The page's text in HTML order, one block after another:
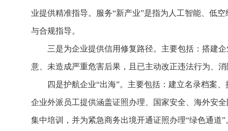
业提供精准指导。服务“新产业”是指为人工智能、低
与合规指导。
三是为企业提供信用修复路径。主要包括：搭建
意、未造成严重危害后果，且已主动改正违法行为、
四是护航企业“出海”。主要包括：建立名录档案
企业外派员工提供涵盖证照办理、国家安全、海外安
集中培训，并为紧急商务出境开通证照办理“绿色通道”